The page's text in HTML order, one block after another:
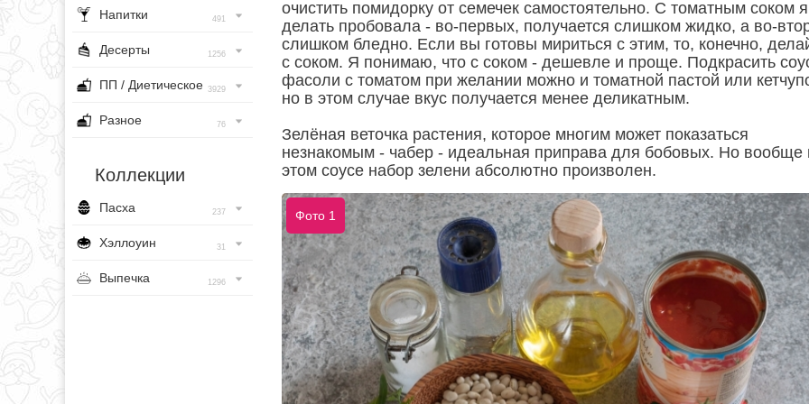
Напитки 491
Десерты 1256
ПП / Диетическое 3929
Разное 76
Коллекции
Пасха 237
Хэллоуин 31
Выпечка 1296
очистить помидорку от семечек самостоятельно. С томатным соком я
делать пробовала - во-первых, получается слишком жидко, а во-
слишком бледно. Если вы готовы мириться с этим, то, конечно,
с соком. Я понимаю, что с соком - дешевле и проще. Подкрасить
фасоли с томатом при желании можно и томатной пастой или
но в этом случае вкус получается менее деликатным.
Зелёная веточка растения, которое многим может показаться
незнакомым - чабер - идеальная приправа для бобовых. Но вообще
этом соусе набор зелени абсолютно произволен.
Фото 1